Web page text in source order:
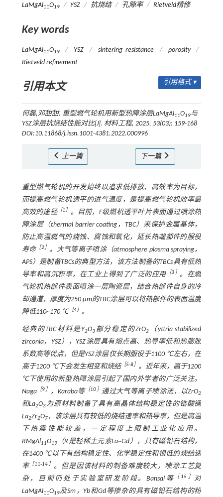
LaMgAl11O19 / YSZ / 抗烧结 / 孔隙率 / Rietveld精修
Key words
LaMgAl11O19 / YSZ / sintering resistance / porosity
/
Rietveld refinement
引用本文 引用格式 ▾
何磊,邓甜甜. 重型燃气轮机用新型热障涂层LaMgAl11O19与
YSZ涂层抗烧结性能对比[J]. 材料工程, 2025, 53(03): 159-168
DOI:10.11868/j.issn.1001-4381.2022.000996
上一篇 下一篇
重型燃气轮机的开发始终以追求低排放、高效率为目标，
而提高燃气轮机透平的进气温度，是提高燃气轮机效率最
高效的途径［1 ］
。目前，F级燃机透平叶片表面通过喷涂热
障涂层（thermal barrier coating，TBC）来保护金属基体，
防止高温燃气的烧蚀、腐蚀和氧化，延长热端部件的服役
寿命［2］ 。大气等离子喷涂（atmosphere plasma spraying，
APS）是制备TBCs的典型方法，该方法制备的TBCs具有低热
导率和高沉积率，在工业上得到了广泛的应用［3 ］ 。在燃
气轮机热部件表面喷涂一层陶瓷层，结合热部件自身的冷
却通道，厚度为250 μm的TBC涂层可以将热部件的表面温度
降低110~170 ℃［4］ 。
经典的TBC材料是Y2O3部分稳定的ZrO2（yttria stabilized
zirconia，YSZ），YSZ涂层具有熔点高、热导率低和热膨胀
系数高等优点，但是YSZ涂层仅长期服役于1100 ℃左右，在
高于1200 ℃下会发生相变和烧结［5-8］ 。近年来，高于1200
℃下使用的新型热障涂层引起了国内外学者的广泛关注。
Naga［9 ］ ，Karaba等［10 ］ 通过大气等离子喷涂法，以ZrO2
和La2O3为原材料制备了具有高晶体结构稳定性的锆酸镧
La2Zr2O7，该涂层具有较低的烧结速率和热导率，但是高温
下热震性能较差，一定程度上限制工业化应用。
RMgAl11O19（R是轻稀土元素La~Gd），具有磁铅石结构，
在1400 ℃以下有结构稳定性、化学稳定性和很低的烧结速
率［11-14 ］ 。但是因该材料的制备难度较大，喷涂工艺复
杂，目前仍处于实验室研发阶段。Bansal等
［ 15 ］ 对
LaMgAl11O19及Sm，Yb和Gd等掺杂的具有磁铅石结构的粉